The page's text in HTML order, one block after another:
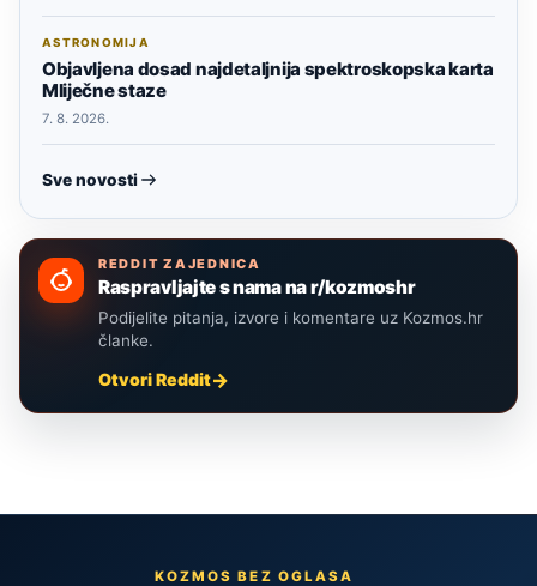
ASTRONOMIJA
Objavljena dosad najdetaljnija spektroskopska karta
Mliječne staze
7. 8. 2026.
Sve novosti
REDDIT ZAJEDNICA
Raspravljajte s nama na r/kozmoshr
Podijelite pitanja, izvore i komentare uz Kozmos.hr
članke.
Otvori Reddit
KOZMOS BEZ OGLASA